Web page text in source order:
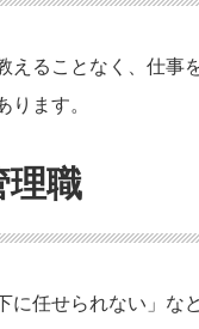
えることなく、仕事
ます。
理職
に任せられない」な